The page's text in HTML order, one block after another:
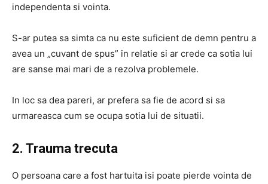
independenta si vointa.
S-ar putea sa simta ca nu este suficient de demn pentru a
avea un „cuvant de spus” in relatie si ar crede ca sotia lui
are sanse mai mari de a rezolva problemele.
In loc sa dea pareri, ar prefera sa fie de acord si sa
urmareasca cum se ocupa sotia lui de situatii.
2. Trauma trecuta
O persoana care a fost hartuita isi poate pierde vointa de